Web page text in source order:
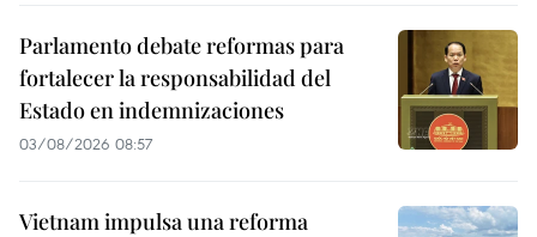
Parlamento debate reformas para
fortalecer la responsabilidad del
Estado en indemnizaciones
03/08/2026 08:57
Vietnam impulsa una reforma